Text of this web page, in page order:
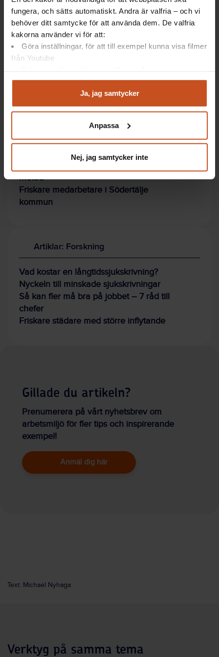
fungera, och sätts automatiskt. Andra är valfria – och vi
behöver ditt samtycke för att använda dem. De valfria
kakorna använder vi för att:
Göra inställningar, för att till exempel kunna visa filmer
från Youtube
Analysera trafik för att kunna visa riktad information
Du kan när som helst återta ditt godkännande genom att
integritet@suntarbetsliv.se.
Ja, jag samtycker
Anpassa
Nej, jag samtycker inte
hålla ett samtal med
medarbetaren
genomföra arbetsanpassningar
Utforska stödet mer i Prehabguiden!
Artiklar: Så gör andra
Stötta riskgrupper - få en friskare
metod
Friskare medarbetare i Södertälje
kommun
Artiklar: Forskning
Vad kostar en långtidssjukskrivning?
Nyckeln till minskade sjukskrivningar
Så kan fler må bra på jobbet – 7 råd till
chefer
Friskare städare med större inflytande
Gillade du artikeln?
Prenumerera på vårt nyhetsbrev om
arbetsmiljö för fler tips och inspirerande
exempel!
Anmäl dig här
Text: Michael Nyhaga
Verktyg på samma tema